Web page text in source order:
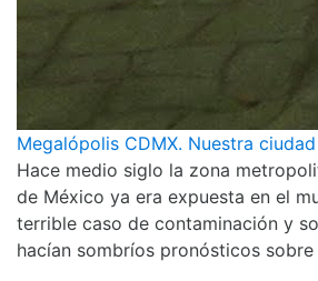
Megalópolis CDMX. Nuestra
Hace medio siglo la zona
de México ya era expuesta en el
terrible caso de contaminación y
hacían sombríos pronósticos